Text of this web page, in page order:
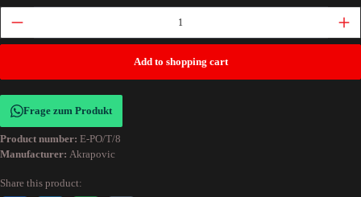
Add to shopping cart
Frage zum Produkt
Product number: E-PO/T/8
Manufacturer: Akrapovic
Share this product: